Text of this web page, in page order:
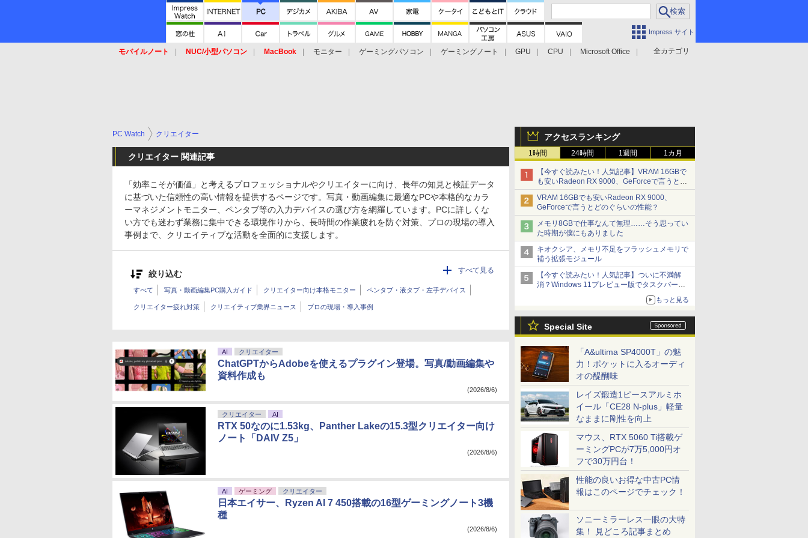
Impress サイト
全カテゴリ
モバイルノート NUC/小型パソコン MacBook モニター ゲーミングパソコン ゲーミングノート GPU CPU
Microsoft Office
アクセスランキング
1時間 24時間 1週間 1カ月
【今すぐ読みたい！人気記事】VRAM 16GBで
も安いRadeon RX 9000、GeForceで言うとど
のぐらいの性能？ - PC Watch
VRAM 16GBでも安いRadeon RX 9000、
GeForceで言うとどのぐらいの性能？
メモリ8GBで仕事なんて無理……そう思ってい
た時期が僕にもありました
キオクシア、メモリ不足をフラッシュメモリで
補う拡張モジュール
【今すぐ読みたい！人気記事】ついに不満解
消？Windows 11プレビュー版でタスクバーの
もっと見る
Special Site
「A&ultima SP4000T」の魅
力！ポケットに入るオーディ
オの醍醐味
レイズ鍛造1ピースアルミホ
イール「CE28 N-plus」軽量
なままに剛性を向上
マウス、RTX 5060 Ti搭載ゲ
ーミングPCが7万5,000円オ
フで30万円台！
性能の良いお得な中古PC情
報はこのページでチェック！
ソニーミラーレス一眼の大特
集！ 見どころ記事まとめ
PC Watch クリエイター
クリエイター 関連記事
「効率こそが価値」と考えるプロフェッショナルやクリエイターに向け、長年の知見と検証データ
に基づいた信頼性の高い情報を提供するページです。写真・動画編集に最適なPCや本格的なカラ
ーマネジメントモニター、ペンタブ等の入力デバイスの選び方を網羅しています。PCに詳しくな
い方でも迷わず業務に集中できる環境作りから、長時間の作業疲れを防ぐ対策、プロの現場の導入
事例まで、クリエイティブな活動を全面的に支援します。
絞り込む すべて見る
すべて 写真・動画編集PC購入ガイド クリエイター向け本格モニター ペンタブ・液タブ・左手デバイス
クリエイター疲れ対策 クリエイティブ業界ニュース プロの現場・導入事例
AI クリエイター
ChatGPTからAdobeを使えるプラグイン登場。写真/動画編集や
資料作成も
(2026/8/6)
クリエイター AI
RTX 50なのに1.53kg、Panther Lakeの15.3型クリエイター向け
ノート「DAIV Z5」
(2026/8/6)
AI ゲーミング クリエイター
日本エイサー、Ryzen AI 7 450搭載の16型ゲーミングノート3機
種
(2026/8/6)